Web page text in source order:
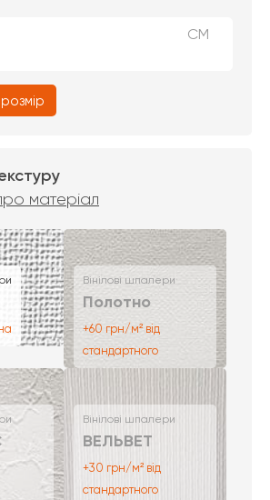
СМ
матеріал
Вінілові шпалери
Полотно
+60 грн/м² від
стандартного
Вінілові шпалери
ВЕЛЬВЕТ
+30 грн/м² від
стандартного